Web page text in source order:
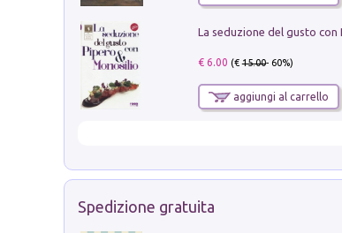
€ 6.00 (€15.00- 60%)
aggiungi al carrello
Spedizione gratuita